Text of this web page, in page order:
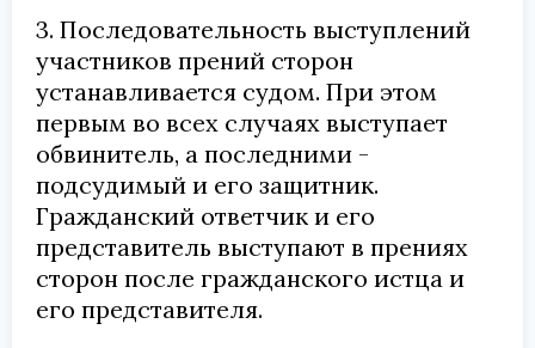
3. Последовательность выступлений
участников прений сторон
устанавливается судом. При этом
первым во всех случаях выступает
обвинитель, а последними -
подсудимый и его защитник.
Гражданский ответчик и его
представитель выступают в прениях
сторон после гражданского истца и
его представителя.